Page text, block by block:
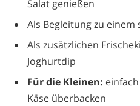
Salat genießen
Als Begleitung zu
Als zusätzlichen
Joghurtdip
Für die Kleinen:
Käse überbacken